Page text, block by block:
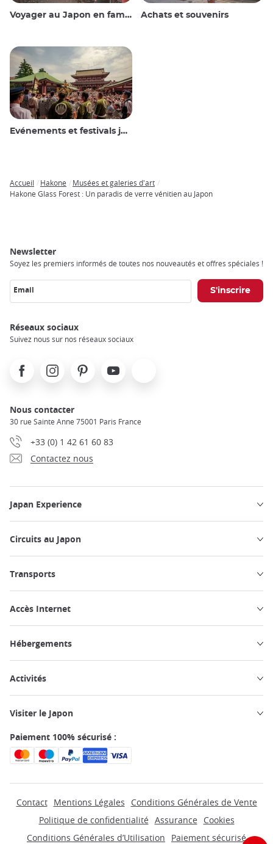
Voyager au Japon en famille Achats et souvenirs
Evénements et festivals japonais
Breadcrumb
Accueil Hakone
Musées et galeries d'art
Hakone Glass Forest : Un paradis de verre vénitien au Japon
Newsletter
Soyez les premiers informés de toutes nos nouveautés et offres spéciales !
Email
Réseaux sociaux
Suivez nous sur nos réseaux sociaux
FacebookInstagramPinterest Youtube
Nous contacter
30 rue Sainte Anne 75001 Paris France
+33 (0) 1 42 61 60 83
Contactez nous
Japan Experience
Circuits au Japon
Transports
Accès Internet
Hébergements
Activités
Visiter le Japon
Paiement 100% sécurisé :
Contact Mentions Légales
Conditions Générales de Vente
Politique de confidentialité Assurance
Cookies
Conditions Générales d’Utilisation
Paiement sécurisé